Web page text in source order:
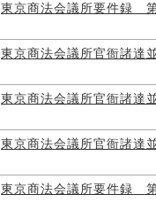
東京商法会議所要件録
東京商法会議所官衙諸
東京商法会議所官衙諸
東京商法会議所官衙諸
東京商法会議所要件録